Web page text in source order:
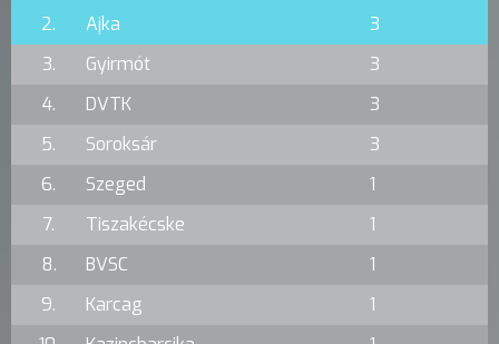
2.
Ajka
3
3.
Gyirmót
3
4.
DVTK
3
5.
Soroksár
3
6.
Szeged
1
7.
Tiszakécske
1
8.
BVSC
1
9.
Karcag
1